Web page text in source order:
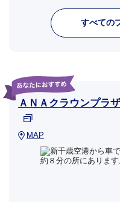
すべての
ＡＮＡクラウンプ
MAP